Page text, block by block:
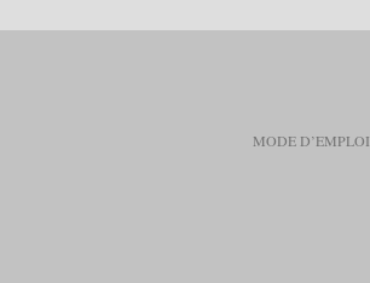
MODE D’EMPLOI